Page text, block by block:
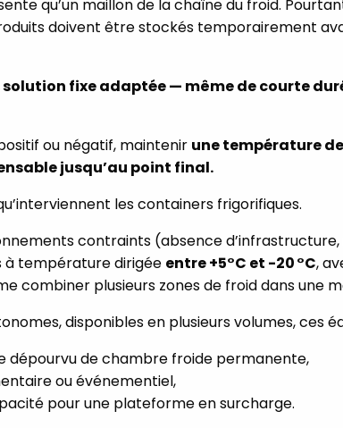
qu’un maillon de la chaîne du froid.
doivent être stockés temporairement
fixe adaptée — même de courte
ou négatif, maintenir une température
jusqu’au point final.
les containers frigorifiques.
contraints (absence
à température dirigée entre +5°C et -20 °C,
combiner plusieurs zones de froid dans une
disponibles en plusieurs volumes, ces
dépourvu de chambre froide permanente,
ou événementiel,
pour une plateforme en surcharge.